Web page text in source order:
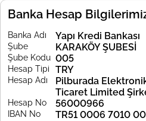
Banka Hesap
Banka Adı Yapı Kredi Bankası
Şube KARAKÖY ŞUBESİ
Şube Kodu 005
Hesap Tipi TRY
Hesap Adı
Pilburada
Ticaret Limited
Hesap No 56000966
IBAN No TR51 0006 7010